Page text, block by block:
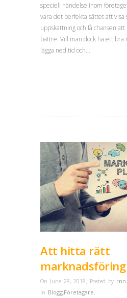
speciell händelse inom
vara det perfekta sättet att visa
uppskattning och få chansen
bättre. Vill man dock ha ett
lägga ned tid och…
Att hitta rätt
marknadsföring
On June 28, 2018 , Posted by
In Blogg,Företagare ,